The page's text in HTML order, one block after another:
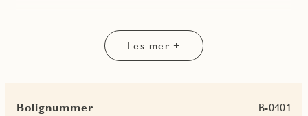
Les mer +
Bolignummer B-0401